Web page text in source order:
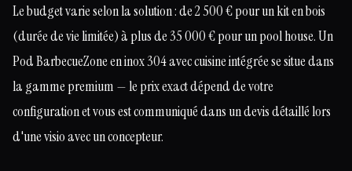
Le budget varie selon la solution : de 2 500 € pour un kit en bois
(durée de vie limitée) à plus de 35 000 € pour un pool house. Un
Pod BarbecueZone en inox 304 avec cuisine intégrée se situe dans
la gamme premium — le prix exact dépend de votre
configuration et vous est communiqué dans un devis détaillé lors
d'une visio avec un concepteur.